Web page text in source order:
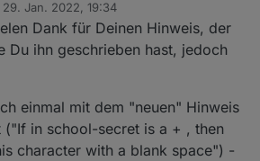
zwischen den Anführungszeichen.
29. Jan. 2022, 19:34
von
Dank für Deinen Hinweis, der
Du ihn geschrieben hast, jedoch
einmal mit dem "neuen" Hinweis
("If in school-secret is a + , then
character with a blank space") -